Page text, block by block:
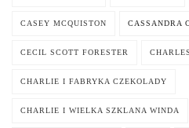
CASEY MCQUISTON CASSANDRA
CECIL SCOTT FORESTER
CHARLIE I FABRYKA CZEKOLADY
CHARLIE I WIELKA SZKLANA WINDA